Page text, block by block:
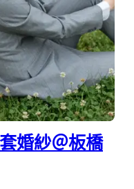
婚紗＠板橋